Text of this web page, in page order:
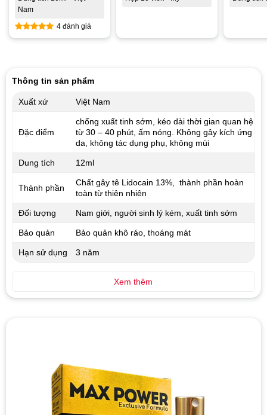
Được xếp
Nam
4 đánh giá
Thông tin sản phẩm
Xuất xứ Việt Nam
Đặc điểm
chống xuất tinh sớm, kéo dài thời gian quan hệ
từ 30 – 40 phút, ấm nóng. Không gây kích ứng
da, không tác dụng phụ, không mùi
Dung tích 12ml
Thành phần
Chất gây tê Lidocain 13%, thành phần hoàn
toàn từ thiên nhiên
Đối tượng Nam giới, người sinh lý kém, xuất tinh sớm
Bảo quản Bảo quản khô ráo, thoáng mát
Hạn sử dụng 3 năm
Xem thêm